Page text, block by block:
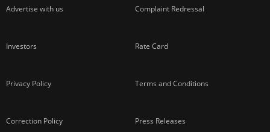
Advertise with us Complaint Redressal
Investors Rate Card
Privacy Policy Terms and Conditions
Correction Policy Press Releases